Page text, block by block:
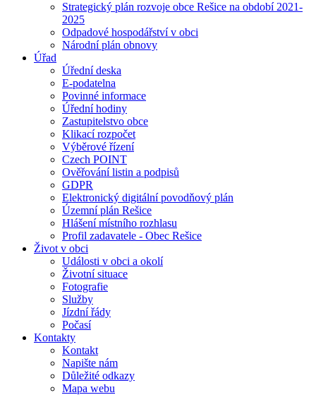
Strategický plán rozvoje obce Rešice na období 2021-
2025
Odpadové hospodářství v obci
Národní plán obnovy
Úřad
Úřední deska
E-podatelna
Povinné informace
Úřední hodiny
Zastupitelstvo obce
Klikací rozpočet
Výběrové řízení
Czech POINT
Ověřování listin a podpisů
GDPR
Elektronický digitální povodňový plán
Územní plán Rešice
Hlášení místního rozhlasu
Profil zadavatele - Obec Rešice
Život v obci
Události v obci a okolí
Životní situace
Fotografie
Služby
Jízdní řády
Počasí
Kontakty
Kontakt
Napište nám
Důležité odkazy
Mapa webu